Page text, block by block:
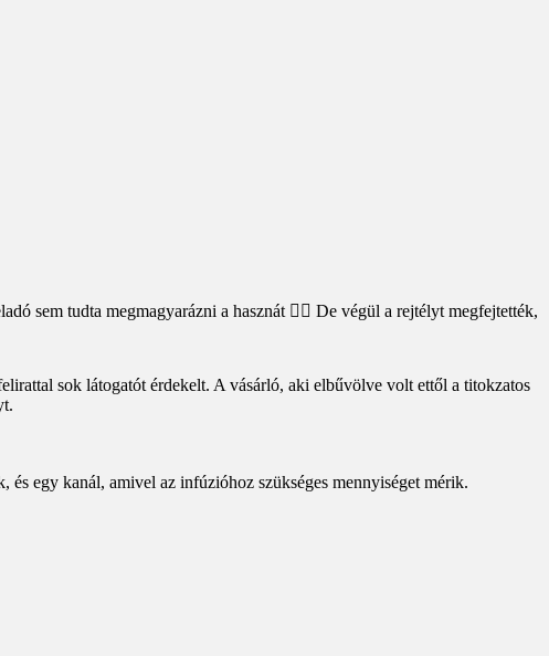
sem tudta megmagyarázni a hasznát 🤷‍♀️ De végül a rejtélyt megfejtették,
sok látogatót érdekelt. A vásárló, aki elbűvölve volt ettől a titokzatos
és egy kanál, amivel az infúzióhoz szükséges mennyiséget mérik.